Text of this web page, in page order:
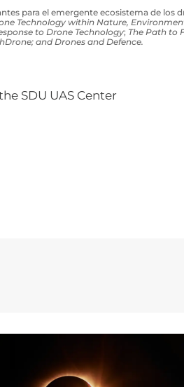
para el emergente ecosistema de los
Technology within Nature,
to Drone Technology; The Path to
and Drones and Defence.
SDU UAS Center